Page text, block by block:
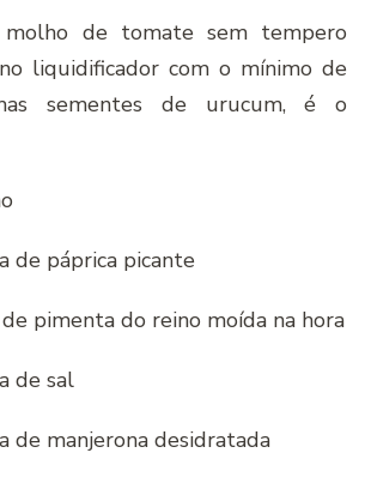
molho de tomate sem tempero
liquidificador com o mínimo de
sementes de urucum, é o
de páprica picante
pimenta do reino moída na hora
de sal
de manjerona desidratada